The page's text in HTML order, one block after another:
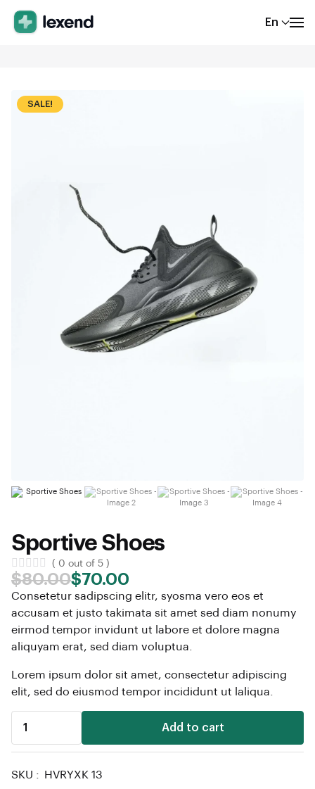
En
SALE!
Sportive Shoes
( 0 out of 5 )
$80.00$70.00
Consetetur sadipscing elitr, syosma vero eos et
accusam et justo takimata sit amet sed diam nonumy
eirmod tempor invidunt ut labore et dolore magna
aliquyam erat, sed diam voluptua.
Lorem ipsum dolor sit amet, consectetur adipiscing
elit, sed do eiusmod tempor incididunt ut laliqua.
Add to cart
SKU :
HVRYXK 13